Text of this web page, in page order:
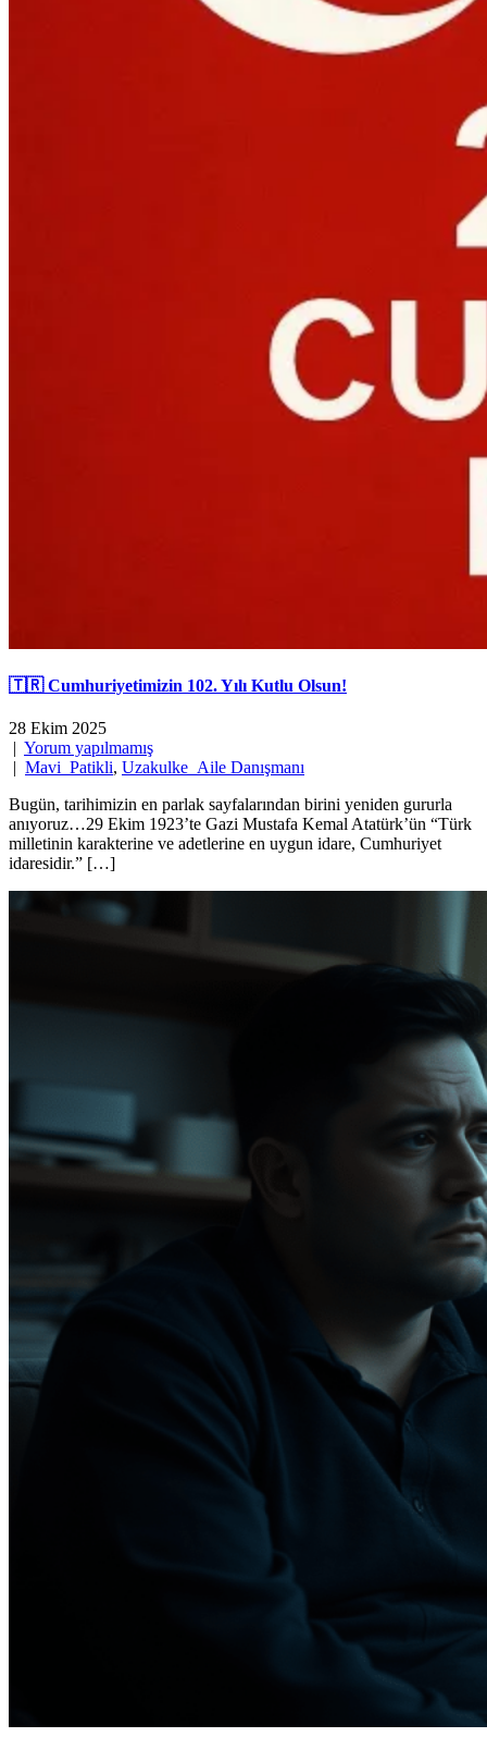
🇹🇷 Cumhuriyetimizin 102. Yılı Kutlu Olsun!
28 Ekim 2025
| Yorum yapılmamış
| Mavi_Patikli, Uzakulke_Aile Danışmanı
Bugün, tarihimizin en parlak sayfalarından birini yeniden gururla
anıyoruz…29 Ekim 1923’te Gazi Mustafa Kemal Atatürk’ün “Türk
milletinin karakterine ve adetlerine en uygun idare, Cumhuriyet
idaresidir.” […]